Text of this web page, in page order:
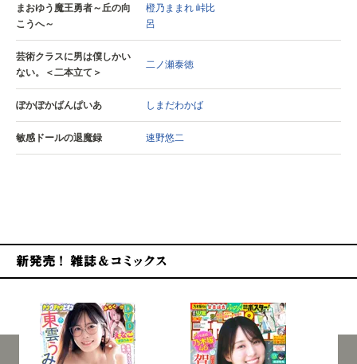
まおゆう魔王勇者～丘の向
こうへ～
橙乃ままれ峠比
呂
芸術クラスに男は僕しかい
ない。＜二本立て＞
二ノ瀬泰徳
ぽかぽかばんぱいあ しまだわかば
敏感ドールの退魔録 速野悠二